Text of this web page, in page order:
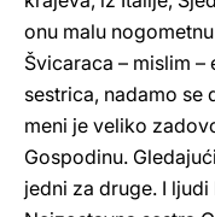
onu malu
Švicaraca – mislim
sestrica, nadamo se
meni je veliko
Gospodinu.
jedni za druge. I